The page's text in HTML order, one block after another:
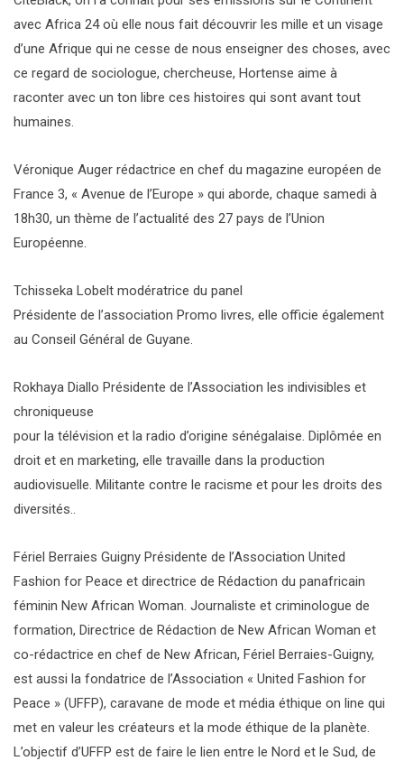
avec Africa 24 où elle nous fait découvrir les mille et un visage
d’une Afrique qui ne cesse de nous enseigner des choses, avec
ce regard de sociologue, chercheuse, Hortense aime à
raconter avec un ton libre ces histoires qui sont avant tout
humaines.
Véronique Auger rédactrice en chef du magazine européen de
France 3, « Avenue de l’Europe » qui aborde, chaque samedi à
18h30, un thème de l’actualité des 27 pays de l’Union
Européenne.
Tchisseka Lobelt modératrice du panel
Présidente de l’association Promo livres, elle officie également
au Conseil Général de Guyane.
Rokhaya Diallo Présidente de l’Association les indivisibles et
chroniqueuse
pour la télévision et la radio d’origine sénégalaise. Diplômée en
droit et en marketing, elle travaille dans la production
audiovisuelle. Militante contre le racisme et pour les droits des
diversités..
Fériel Berraies Guigny Présidente de l’Association United
Fashion for Peace et directrice de Rédaction du panafricain
féminin New African Woman. Journaliste et criminologue de
formation, Directrice de Rédaction de New African Woman et
co-rédactrice en chef de New African, Fériel Berraies-Guigny,
est aussi la fondatrice de l’Association « United Fashion for
Peace » (UFFP), caravane de mode et média éthique on line qui
met en valeur les créateurs et la mode éthique de la planète.
L’objectif d’UFFP est de faire le lien entre le Nord et le Sud, de